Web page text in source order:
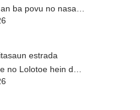
ba povu no nasaun
estrada
no Lolotoe hein de’it